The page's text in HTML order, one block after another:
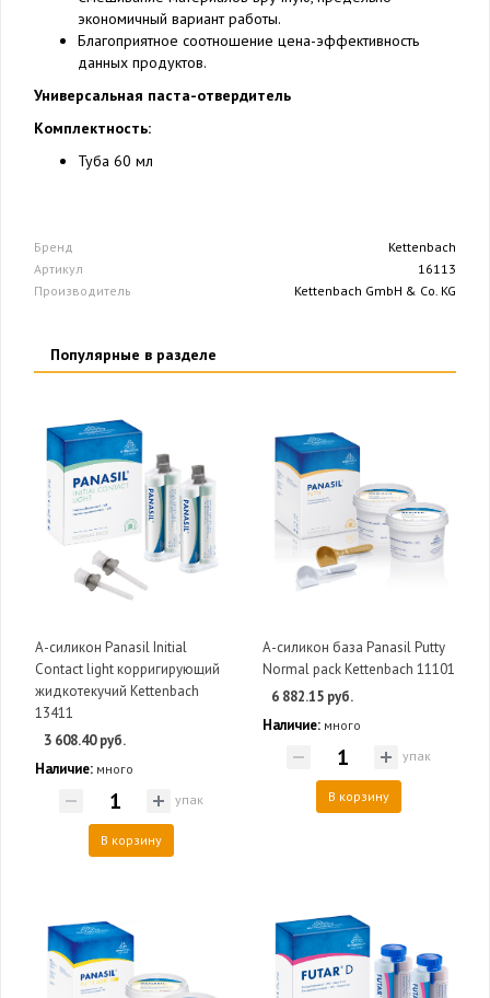
экономичный вариант работы.
Благоприятное соотношение цена-эффективность
данных продуктов.
Универсальная паста-отвердитель
Комплектность:
Туба 60 мл
Бренд
Kettenbach
Артикул
16113
Производитель
Kettenbach GmbH & Co. KG
Популярные в разделе
А-силикон Panasil Initial
Contact light корригирующий
жидкотекучий Kettenbach
13411
3 608.40 руб.
Наличие: много
упак
В корзину
А-силикон база Panasil Putty
Normal pack Kettenbach 11101
6 882.15 руб.
Наличие: много
упак
В корзину